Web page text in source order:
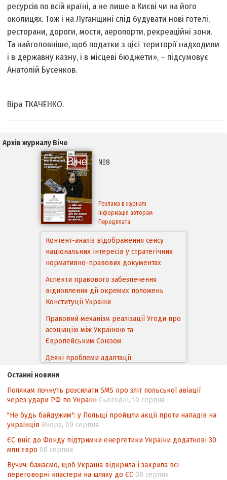
ресурсів по всій країні, а не лише в Києві чи на його
околицях. Тож і на Луганщині слід будувати нові готелі,
ресторани, дороги, мости, аеропорти, рекреаційні зони.
Та найголовніше, щоб податки з цієї території надходили
і в державну казну, і в місцеві бюджети», – підсумовує
Анатолій Бусенков.
Віра ТКАЧЕНКО.
Архів журналу Віче
№8
Реклама в журналі
Інформація авторам
Передплата
Контент-аналіз відображення сенсу
національних інтересів у стратегічних
нормативно-правових документах
Аспекти правового забезпечення
відновлення дії окремих положень
Конституції України
Правовий механізм реалізації Угоди про
асоціацію між Україною та
Європейським Cоюзом
Деякі проблеми адаптації
походження товарів відповідно до
Угоди про торговельні аспекти прав
інтелектуальної власності (TRIPS) у
контексті євроінтеграції
Аналіз виборчого законодавства щодо
невизначеності механізму повторного
підрахунку голосів виборців
Інформаційна безпека суспільства
Останні новини
Полякам почнуть розсилати SMS про зліт польської авіації
через удари РФ по Україні Сьогодні, 10 серпня
"Не будь байдужим": у Польщі пройшли акції проти нападів на
українців Вчора, 09 серпня
ЄС вніс до Фонду підтримки енергетики України додаткові 30
млн євро 08 серпня
Вучич: бажаємо, щоб Україна відкрила і закрила всі
переговорні кластери на шляху до ЄС 08 серпня